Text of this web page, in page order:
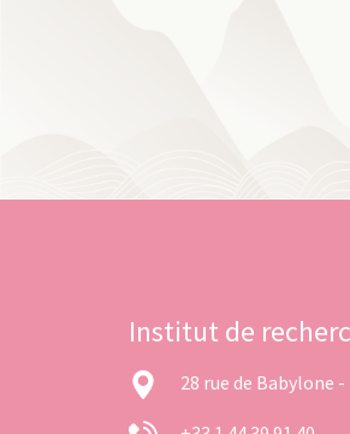
Institut de
28 rue de Babylone -